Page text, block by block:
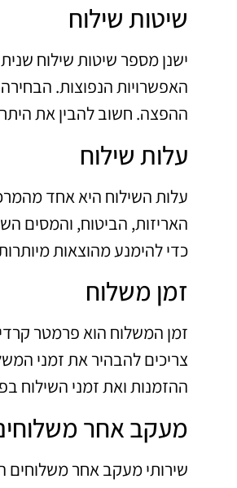
שיטות שילוח
ישנן מספר שיטות שילוח
האפשרויות הנפוצות.
ההפצה. חשוב להבין את
עלות שילוח
עלות השילוח היא אחד
האריזות, הביטוח, והמסים
כדי להימנע מהוצאות
זמן משלוח
זמן המשלוח הוא פרמטר
צריכים להבהיר את זמני
ההזמנות ואת זמני השילוח
מעקב אחר
שירותי מעקב אחר